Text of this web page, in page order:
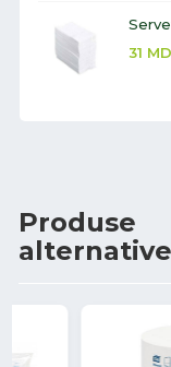
31
Produse
alternative